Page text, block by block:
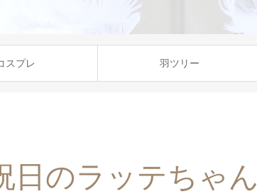
スプレ 羽ツリー
日のラッテちゃん